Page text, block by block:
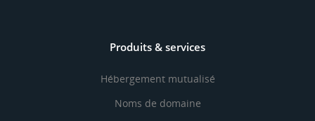
Produits & services
Hébergement mutualisé
Noms de domaine